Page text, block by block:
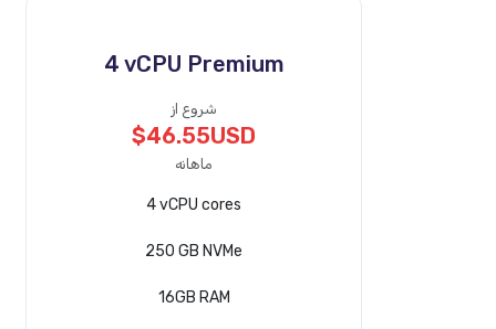
4 vCPU Premium
شروع از
$46.55USD
ماهانه
4 vCPU cores
250 GB NVMe
16GB RAM